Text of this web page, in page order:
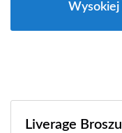
Wysokiej
Liverage